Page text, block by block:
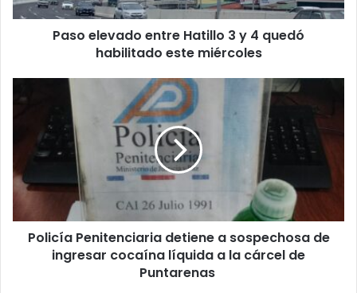
habilitado
Paso elevado entre Hatillo 3 y 4 quedó
habilitado este miércoles
Penitenciaria
sospechosa
ingresar
líquida
Policía Penitenciaria detiene a sospechosa de
ingresar cocaína líquida a la cárcel de
Puntarenas